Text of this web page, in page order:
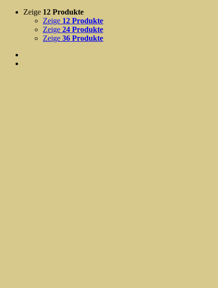
Zeige 12 Produkte
Zeige 12 Produkte
Zeige 24 Produkte
Zeige 36 Produkte